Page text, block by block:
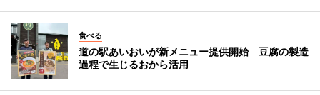
食べる
道の駅あいおいが新メニュー提供開始 豆腐の製造
過程で生じるおから活用